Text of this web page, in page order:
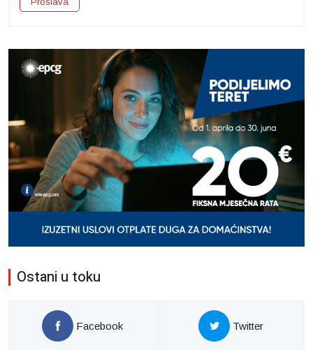
Ostani u toku
Facebook Twitter